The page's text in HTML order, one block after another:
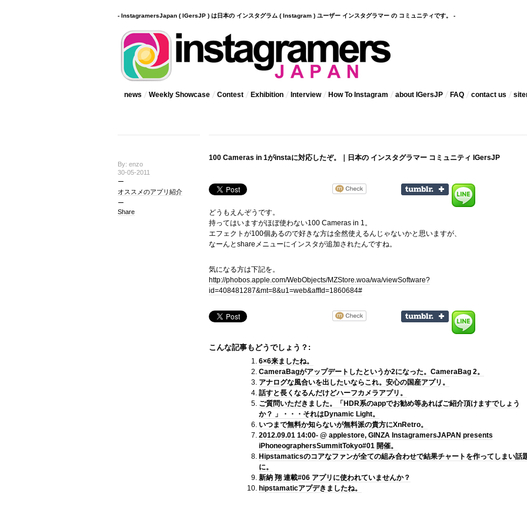
- InstagramersJapan ( IGersJP ) は日本の インスタグラム ( Instagram ) ユーザー インスタグラマー の コミュニティです。 -
news Weekly Showcase Contest Exhibition Interview How To Instagram about IGersJP FAQ contact us
By: enzo
30-05-2011
オススメのアプリ紹介
Share
100 Cameras in 1がinstaに対応したぞ。｜日本の インスタグラマー コミュニティ IGersJP
どうもえんぞうです。
持ってはいますがほぼ使わない100 Cameras in 1。
エフェクトが100個あるので好きな方は全然使えるんじゃないかと思いますが、
なーんとshareメニューにインスタが追加されたんですね。
気になる方は下記を。
http://phobos.apple.com/WebObjects/MZStore.woa/wa/viewSoftware?
id=408481287&mt=8&u1=web&affId=1860684#
こんな記事もどうでしょう？:
6×6来ましたね。
CameraBagがアップデートしたというか2になった。CameraBag 2。
アナログな風合いを出したいならこれ。安心の国産アプリ。
話すと長くなるんだけどハーフカメラアプリ。
ご質問いただきました。「HDR系のappでお勧め等あればご紹介頂けますでしょう
か？ 」・・・それはDynamic Light。
いつまで無料か知らないが無料派の貴方にXnRetro。
2012.09.01 14:00- @ applestore, GINZA InstagramersJAPAN presents
iPhoneographersSummitTokyo#01 開催。
Hipstamaticsのコアなファンが全ての組み合わせで結果チャートを作ってしまい話
に。
新納 翔 連載#06 アプリに使われていませんか？
hipstamaticアプデきましたね。